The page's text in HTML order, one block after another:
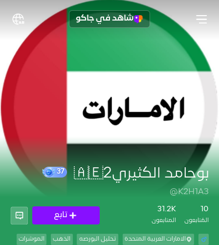
شاهد في جاكو
بوحامد الكثيري🇦🇪2
@K2H1A3
10
المُتابعون
31.2K
المتابعون
تابع
الامارات العربية المتحدة تحليل البورصه الذهب الموشرات